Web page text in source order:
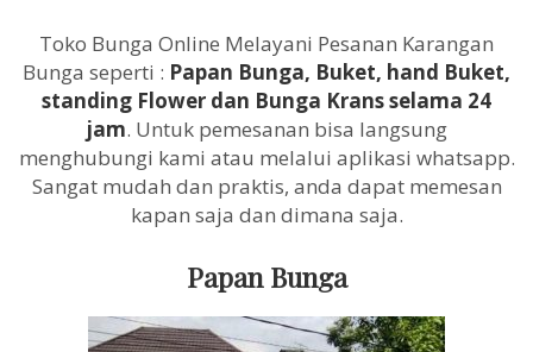
Toko Bunga Online Melayani Pesanan Karangan
Bunga seperti : Papan Bunga, Buket, hand Buket,
standing Flower dan Bunga Krans selama 24
jam. Untuk pemesanan bisa langsung
menghubungi kami atau melalui aplikasi whatsapp.
Sangat mudah dan praktis, anda dapat memesan
kapan saja dan dimana saja.
Papan Bunga